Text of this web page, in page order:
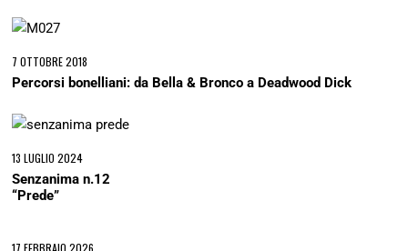
7 OTTOBRE 2018
Percorsi bonelliani: da Bella & Bronco a Deadwood Dick
13 LUGLIO 2024
Senzanima n.12
“Prede”
17 FEBBRAIO 2026